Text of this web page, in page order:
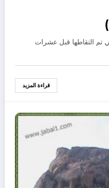
تم التقاطها قبل عشرات
قراءة المزيد